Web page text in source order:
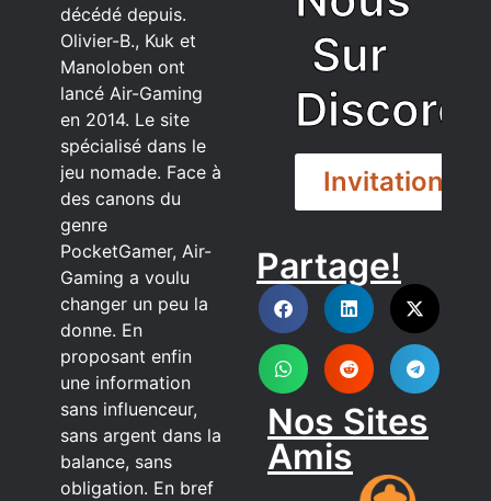
décédé depuis.
Olivier-B., Kuk et
Manoloben ont
lancé Air-Gaming
en 2014. Le site
spécialisé dans le
jeu nomade. Face à
des canons du
genre
PocketGamer, Air-
Gaming a voulu
changer un peu la
donne. En
proposant enfin
une information
sans influenceur,
sans argent dans la
balance, sans
obligation. En bref
Sur
Discord
Invitation
DISCORD
Partage!
Nos Sites
Amis